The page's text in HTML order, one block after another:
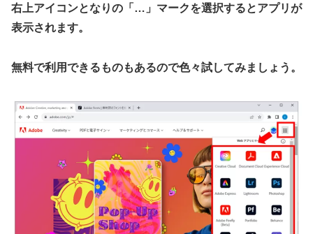
右上アイコンとなりの「…」マークを選択するとアプリが
表示されます。
無料で利用できるものもあるので色々試してみましょう。